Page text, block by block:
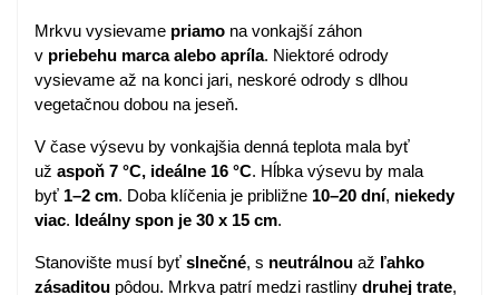
Mrkvu vysievame priamo na vonkajší záhon
v priebehu marca alebo apríla. Niektoré odrody
vysievame až na konci jari, neskoré odrody s dlhou
vegetačnou dobou na jeseň.
V čase výsevu by vonkajšia denná teplota mala byť
už aspoň 7 °C, ideálne 16 °C. Hĺbka výsevu by mala
byť 1–2 cm. Doba klíčenia je približne 10–20 dní, niekedy
viac. Ideálny spon je 30 x 15 cm.
Stanovište musí byť slnečné, s neutrálnou až ľahko
zásaditou pôdou. Mrkva patrí medzi rastliny druhej trate,